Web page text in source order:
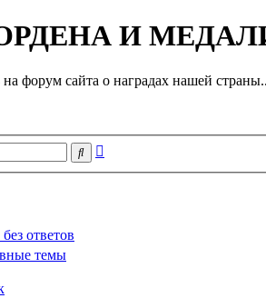
ОРДЕНА И
форум сайта о наградах нашей
Поиск
ответов
темы